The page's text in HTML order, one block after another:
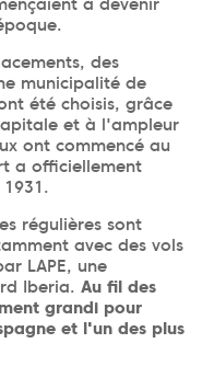
à devenir
des
municipalité de
été choisis, grâce
et à l'ampleur
ont commencé au
a officiellement
régulières sont
avec des vols
LAPE, une
Iberia. Au fil des
grandi pour
et l'un des plus